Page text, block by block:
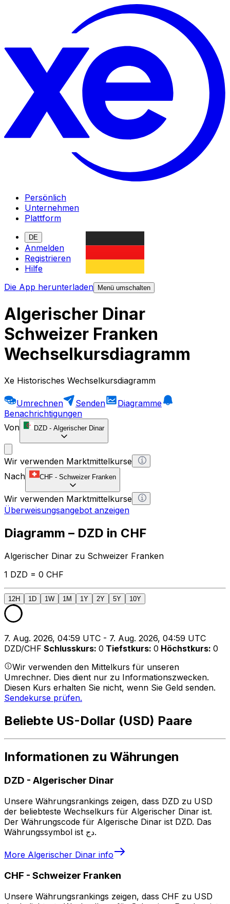
Persönlich
Unternehmen
Plattform
DE
Anmelden
Registrieren
Hilfe
Die App herunterladen
Menü umschalten
Algerischer Dinar
Schweizer Franken
Wechselkursdiagramm
Xe Historisches Wechselkursdiagramm
Umrechnen Senden
Diagramme
Benachrichtigungen
Von
DZD - Algerischer Dinar
Wir verwenden Marktmittelkurse
Nach
CHF - Schweizer Franken
Wir verwenden Marktmittelkurse
Überweisungsangebot anzeigen
Diagramm – DZD in CHF
Algerischer Dinar zu Schweizer Franken
1 DZD = 0 CHF
12H 1D 1W 1M 1Y 2Y 5Y 10Y
7. Aug. 2026, 04:59 UTC - 7. Aug. 2026, 04:59 UTC
DZD/CHF Schlusskurs: 0 Tiefstkurs: 0 Höchstkurs: 0
Wir verwenden den Mittelkurs für unseren
Umrechner. Dies dient nur zu Informationszwecken.
Diesen Kurs erhalten Sie nicht, wenn Sie Geld senden.
Sendekurse prüfen.
Beliebte US-Dollar (USD) Paare
Informationen zu Währungen
DZD - Algerischer Dinar
Unsere Währungsrankings zeigen, dass DZD zu USD
der beliebteste Wechselkurs für Algerischer Dinar ist.
Der Währungscode für Algerische Dinar ist DZD. Das
Währungssymbol ist دج.
More Algerischer Dinar info
CHF - Schweizer Franken
Unsere Währungsrankings zeigen, dass CHF zu USD